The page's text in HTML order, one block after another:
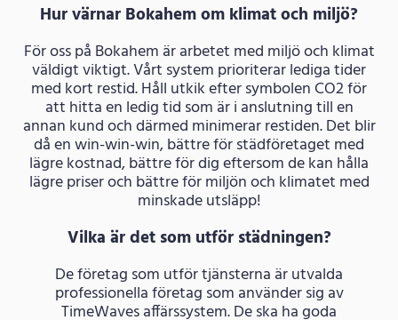
Hur värnar Bokahem om klimat och miljö?
För oss på Bokahem är arbetet med miljö och klimat
väldigt viktigt. Vårt system prioriterar lediga tider
med kort restid. Håll utkik efter symbolen CO2 för
att hitta en ledig tid som är i anslutning till en
annan kund och därmed minimerar restiden. Det blir
då en win-win-win, bättre för städföretaget med
lägre kostnad, bättre för dig eftersom de kan hålla
lägre priser och bättre för miljön och klimatet med
minskade utsläpp!
Vilka är det som utför städningen?
De företag som utför tjänsterna är utvalda
professionella företag som använder sig av
TimeWaves affärssystem. De ska ha goda